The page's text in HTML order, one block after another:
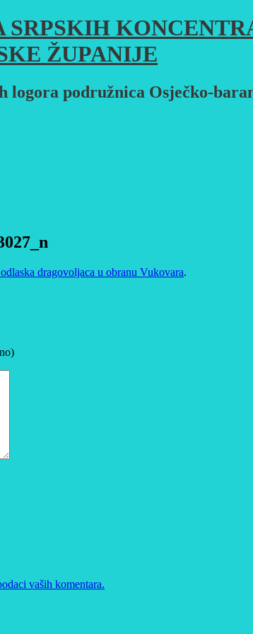
SRPSKIH
ŽUPANIJE
podružnica Osječko-
dragovoljaca u obranu Vukovara.
vaših komentara.